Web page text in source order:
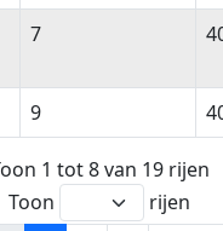
7
9
1 tot 8 van 19 rijen
Toon
rijen